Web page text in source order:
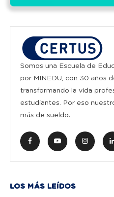
Somos una Escuela de
por MINEDU, con 30 años
transformando la vida
estudiantes. Por eso
más de sueldo.
LOS MÁS LEÍDOS